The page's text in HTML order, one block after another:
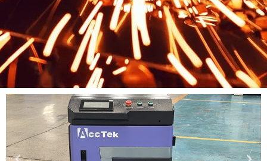
CS
TH
PL